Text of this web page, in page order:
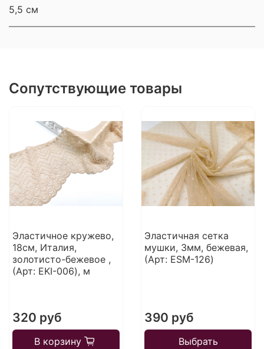
5,5 см
Сопутствующие товары
Эластичное кружево,
18см, Италия,
золотисто-бежевое ,
(Арт: EKI-006), м
320 руб
В корзину
Эластичная сетка
мушки, 3мм, бежевая,
(Арт: ESM-126)
390 руб
Выбрать